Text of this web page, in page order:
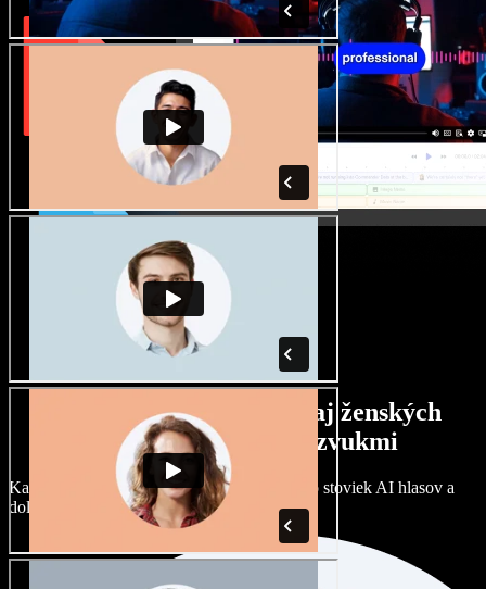
Široký výber mužských aj ženských
hlasov s rôznymi prízvukmi
Každý projekt môže znieť inak. Vyberte si zo stoviek AI hlasov a
dolaďte si ich podľa seba.